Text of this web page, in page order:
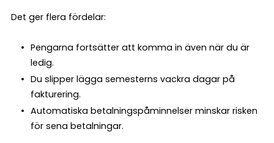
Det ger flera fördelar:
Pengarna fortsätter att komma in även när du är
ledig.
Du slipper lägga semesterns vackra dagar på
fakturering.
Automatiska betalningspåminnelser minskar risken
för sena betalningar.